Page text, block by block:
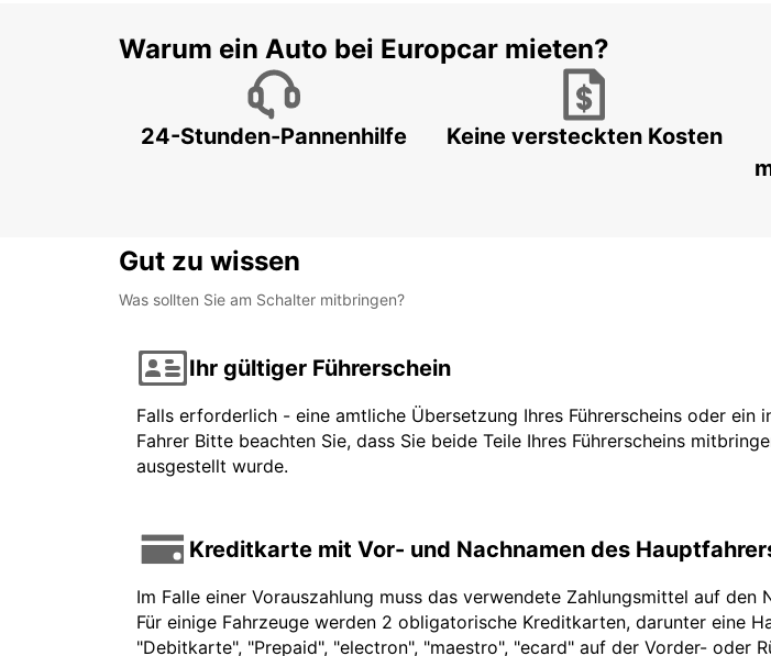
Warum ein Auto bei Europcar mieten?
24-Stunden-Pannenhilfe Keine versteckten Kosten
Gut zu wissen
Was sollten Sie am Schalter mitbringen?
Ihr gültiger Führerschein
Falls erforderlich - eine amtliche Übersetzung Ihres Führerscheins oder
Fahrer Bitte beachten Sie, dass Sie beide Teile Ihres Führerscheins
ausgestellt wurde.
Kreditkarte mit Vor- und Nachnamen des
Im Falle einer Vorauszahlung muss das verwendete Zahlungsmittel auf
Für einige Fahrzeuge werden 2 obligatorische Kreditkarten, darunter eine
"Debitkarte", "Prepaid", "electron", "maestro", "ecard" auf der Vorder- oder